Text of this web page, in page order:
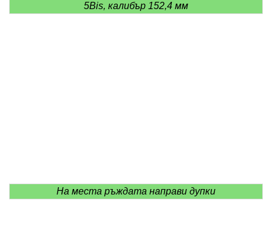
5Bis, калибър 152,4 мм
На места ръждата направи дупки